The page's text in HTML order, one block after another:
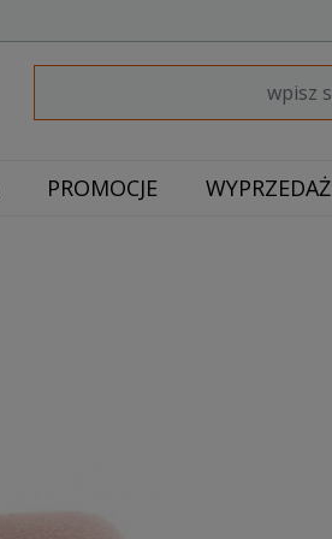
PROMOCJE WYPRZEDAŻ